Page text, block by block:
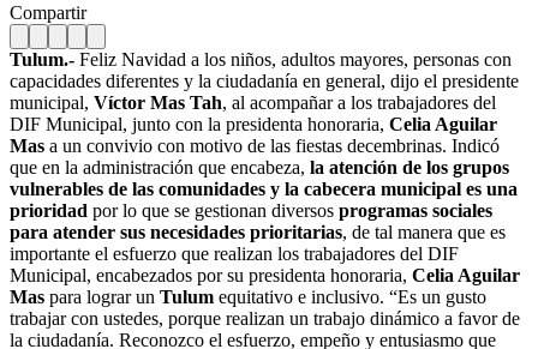
Compartir
Tulum.- Feliz Navidad a los niños, adultos mayores, personas con
capacidades diferentes y la ciudadanía en general, dijo el presidente
municipal, Víctor Mas Tah, al acompañar a los trabajadores del
DIF Municipal, junto con la presidenta honoraria, Celia Aguilar
Mas a un convivio con motivo de las fiestas decembrinas. Indicó
que en la administración que encabeza, la atención de los grupos
vulnerables de las comunidades y la cabecera municipal es una
prioridad por lo que se gestionan diversos programas sociales
para atender sus necesidades prioritarias, de tal manera que es
importante el esfuerzo que realizan los trabajadores del DIF
Municipal, encabezados por su presidenta honoraria, Celia Aguilar
Mas para lograr un Tulum equitativo e inclusivo. “Es un gusto
trabajar con ustedes, porque realizan un trabajo dinámico a favor de
la ciudadanía. Reconozco el esfuerzo, empeño y entusiasmo que